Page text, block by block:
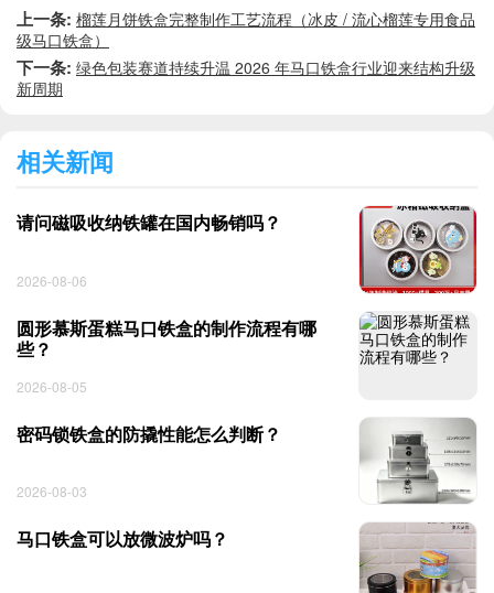
上一条: 榴莲月饼铁盒完整制作工艺流程（冰皮 / 流心榴莲专用食品
级马口铁盒）
下一条: 绿色包装赛道持续升温 2026 年马口铁盒行业迎来结构升级
新周期
相关新闻
请问磁吸收纳铁罐在国内畅销吗？
2026-08-06
圆形慕斯蛋糕马口铁盒的制作流程有哪
些？
2026-08-05
密码锁铁盒的防撬性能怎么判断？
2026-08-03
马口铁盒可以放微波炉吗？